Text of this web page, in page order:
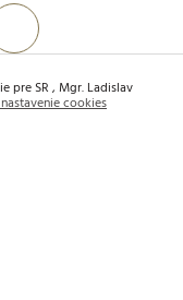
pre SR , Mgr. Ladislav
cookies